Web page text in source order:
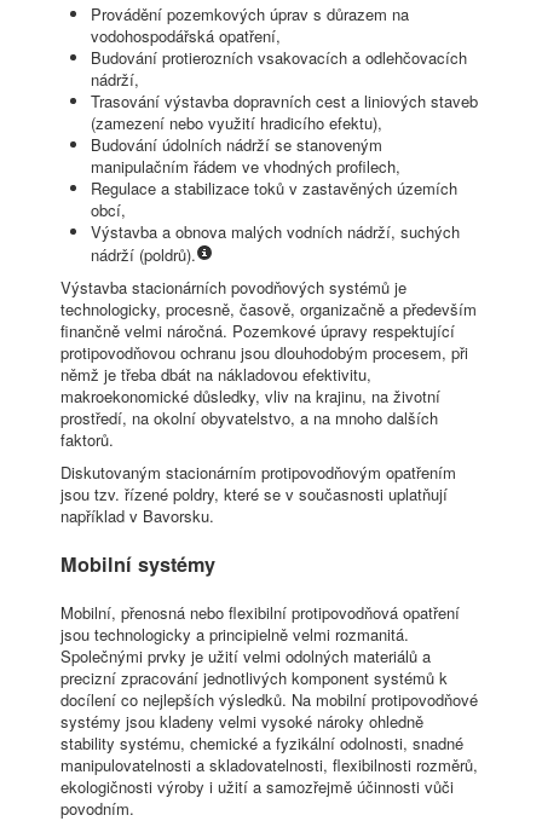
Provádění pozemkových úprav s důrazem na
vodohospodářská opatření,
Budování protierozních vsakovacích a odlehčovacích
nádrží,
Trasování výstavba dopravních cest a liniových staveb
(zamezení nebo využití hradicího efektu),
Budování údolních nádrží se stanoveným
manipulačním řádem ve vhodných profilech,
Regulace a stabilizace toků v zastavěných územích
obcí,
Výstavba a obnova malých vodních nádrží, suchých
nádrží (poldrů).
Výstavba stacionárních povodňových systémů je
technologicky, procesně, časově, organizačně a především
finančně velmi náročná. Pozemkové úpravy respektující
protipovodňovou ochranu jsou dlouhodobým procesem, při
němž je třeba dbát na nákladovou efektivitu,
makroekonomické důsledky, vliv na krajinu, na životní
prostředí, na okolní obyvatelstvo, a na mnoho dalších
faktorů.
Diskutovaným stacionárním protipovodňovým opatřením
jsou tzv. řízené poldry, které se v současnosti uplatňují
například v Bavorsku.
Mobilní systémy
Mobilní, přenosná nebo flexibilní protipovodňová opatření
jsou technologicky a principielně velmi rozmanitá.
Společnými prvky je užití velmi odolných materiálů a
precizní zpracování jednotlivých komponent systémů k
docílení co nejlepších výsledků. Na mobilní protipovodňové
systémy jsou kladeny velmi vysoké nároky ohledně
stability systému, chemické a fyzikální odolnosti, snadné
manipulovatelnosti a skladovatelnosti, flexibilnosti rozměrů,
ekologičnosti výroby i užití a samozřejmě účinnosti vůči
povodním.